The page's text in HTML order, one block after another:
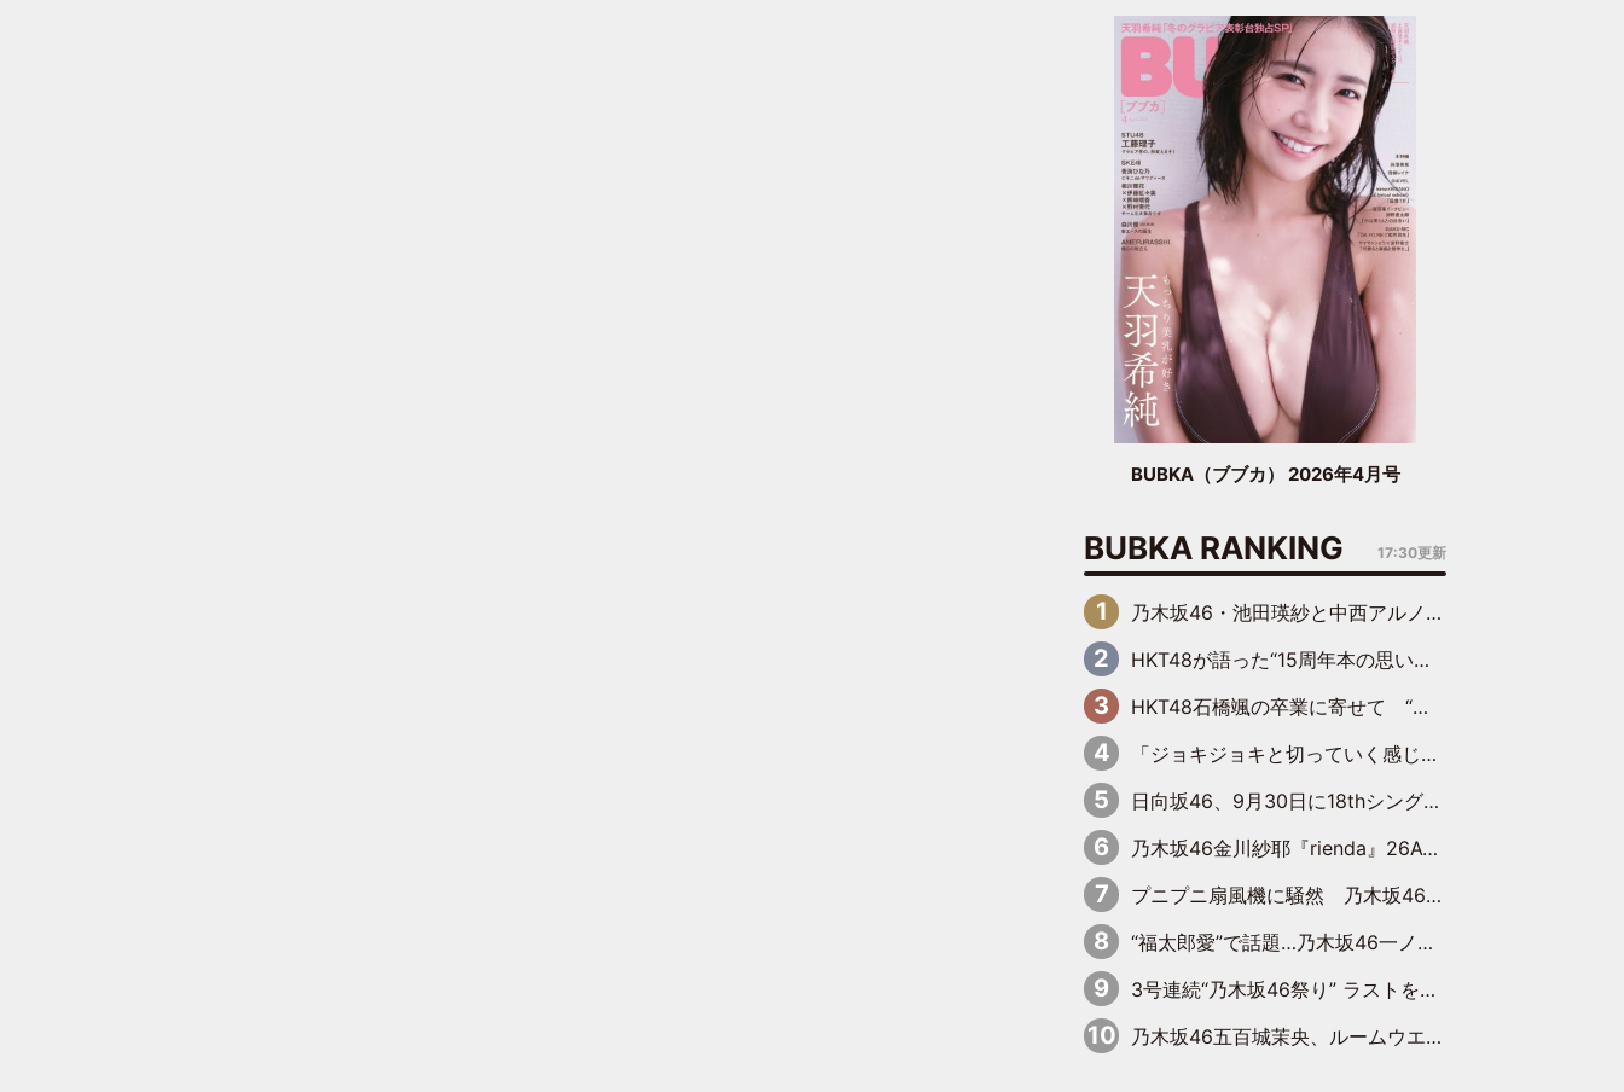
BUBKA（ブブカ） 2026年4月号
BUBKA RANKING 17:30更新
乃木坂46・池田瑛紗と中西アルノが「真冬のかき氷」騒動で火花散らす！ 因縁の裏にあるのは、逆境をともに“凌”ぐ似た者同士の絆
HKT48が語った“15周年本の思い出” 大食い特訓・守護霊企画・制服グラビア…盛りだくさんの裏話
HKT48石橋颯の卒業に寄せて “いぶくる”の絆と後輩・龍頭綺音の決意
「ジョキジョキと切っていく感じ」STU48中村舞、新しい挑戦は自らの手で
日向坂46、9月30日に18thシングル『イチャイチャ虫』の発売決定！ フォーメーションは『日向坂で会いましょう』にて発表
乃木坂46金川紗耶『rienda』26AW LOOKモデルに就任
プニプニ扇風機に騒然 乃木坂46“これいくら金”延長中は今回もわちゃわちゃ全開
“福太郎愛”で話題…乃木坂46一ノ瀬美空、地元福岡『めんべい25周年トップサポーター』に就任
3号連続“乃木坂46祭り” ラストを飾るのは賀喜遥香…5年ぶりの登場に「5年分大人になった私を見ていただけたら」
乃木坂46五百城茉央、ルームウエアでリラックス「今回のグラビアを見て成長を感じていただけるとうれしい」